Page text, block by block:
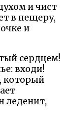
и чист
в пещеру,
и
сердцем!
входи!
который
леденит,